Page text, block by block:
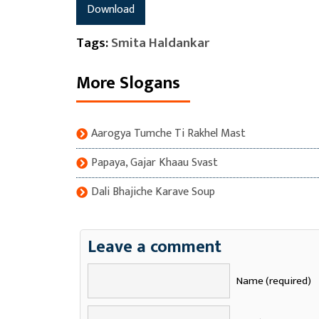
Download
Tags:Smita Haldankar
More Slogans
Aarogya Tumche Ti Rakhel Mast
Papaya, Gajar Khaau Svast
Dali Bhajiche Karave Soup
Leave a comment
Name (required)